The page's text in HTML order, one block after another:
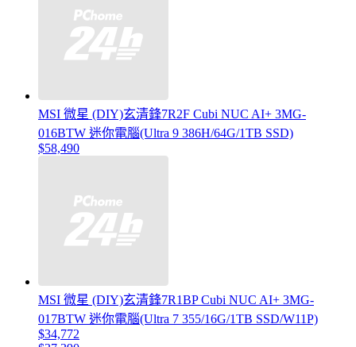
MSI 微星 (DIY)玄清鋒7R2F Cubi NUC AI+ 3MG-
016BTW 迷你電腦(Ultra 9 386H/64G/1TB SSD)
$58,490
MSI 微星 (DIY)玄清鋒7R1BP Cubi NUC AI+ 3MG-
017BTW 迷你電腦(Ultra 7 355/16G/1TB SSD/W11P)
$34,772